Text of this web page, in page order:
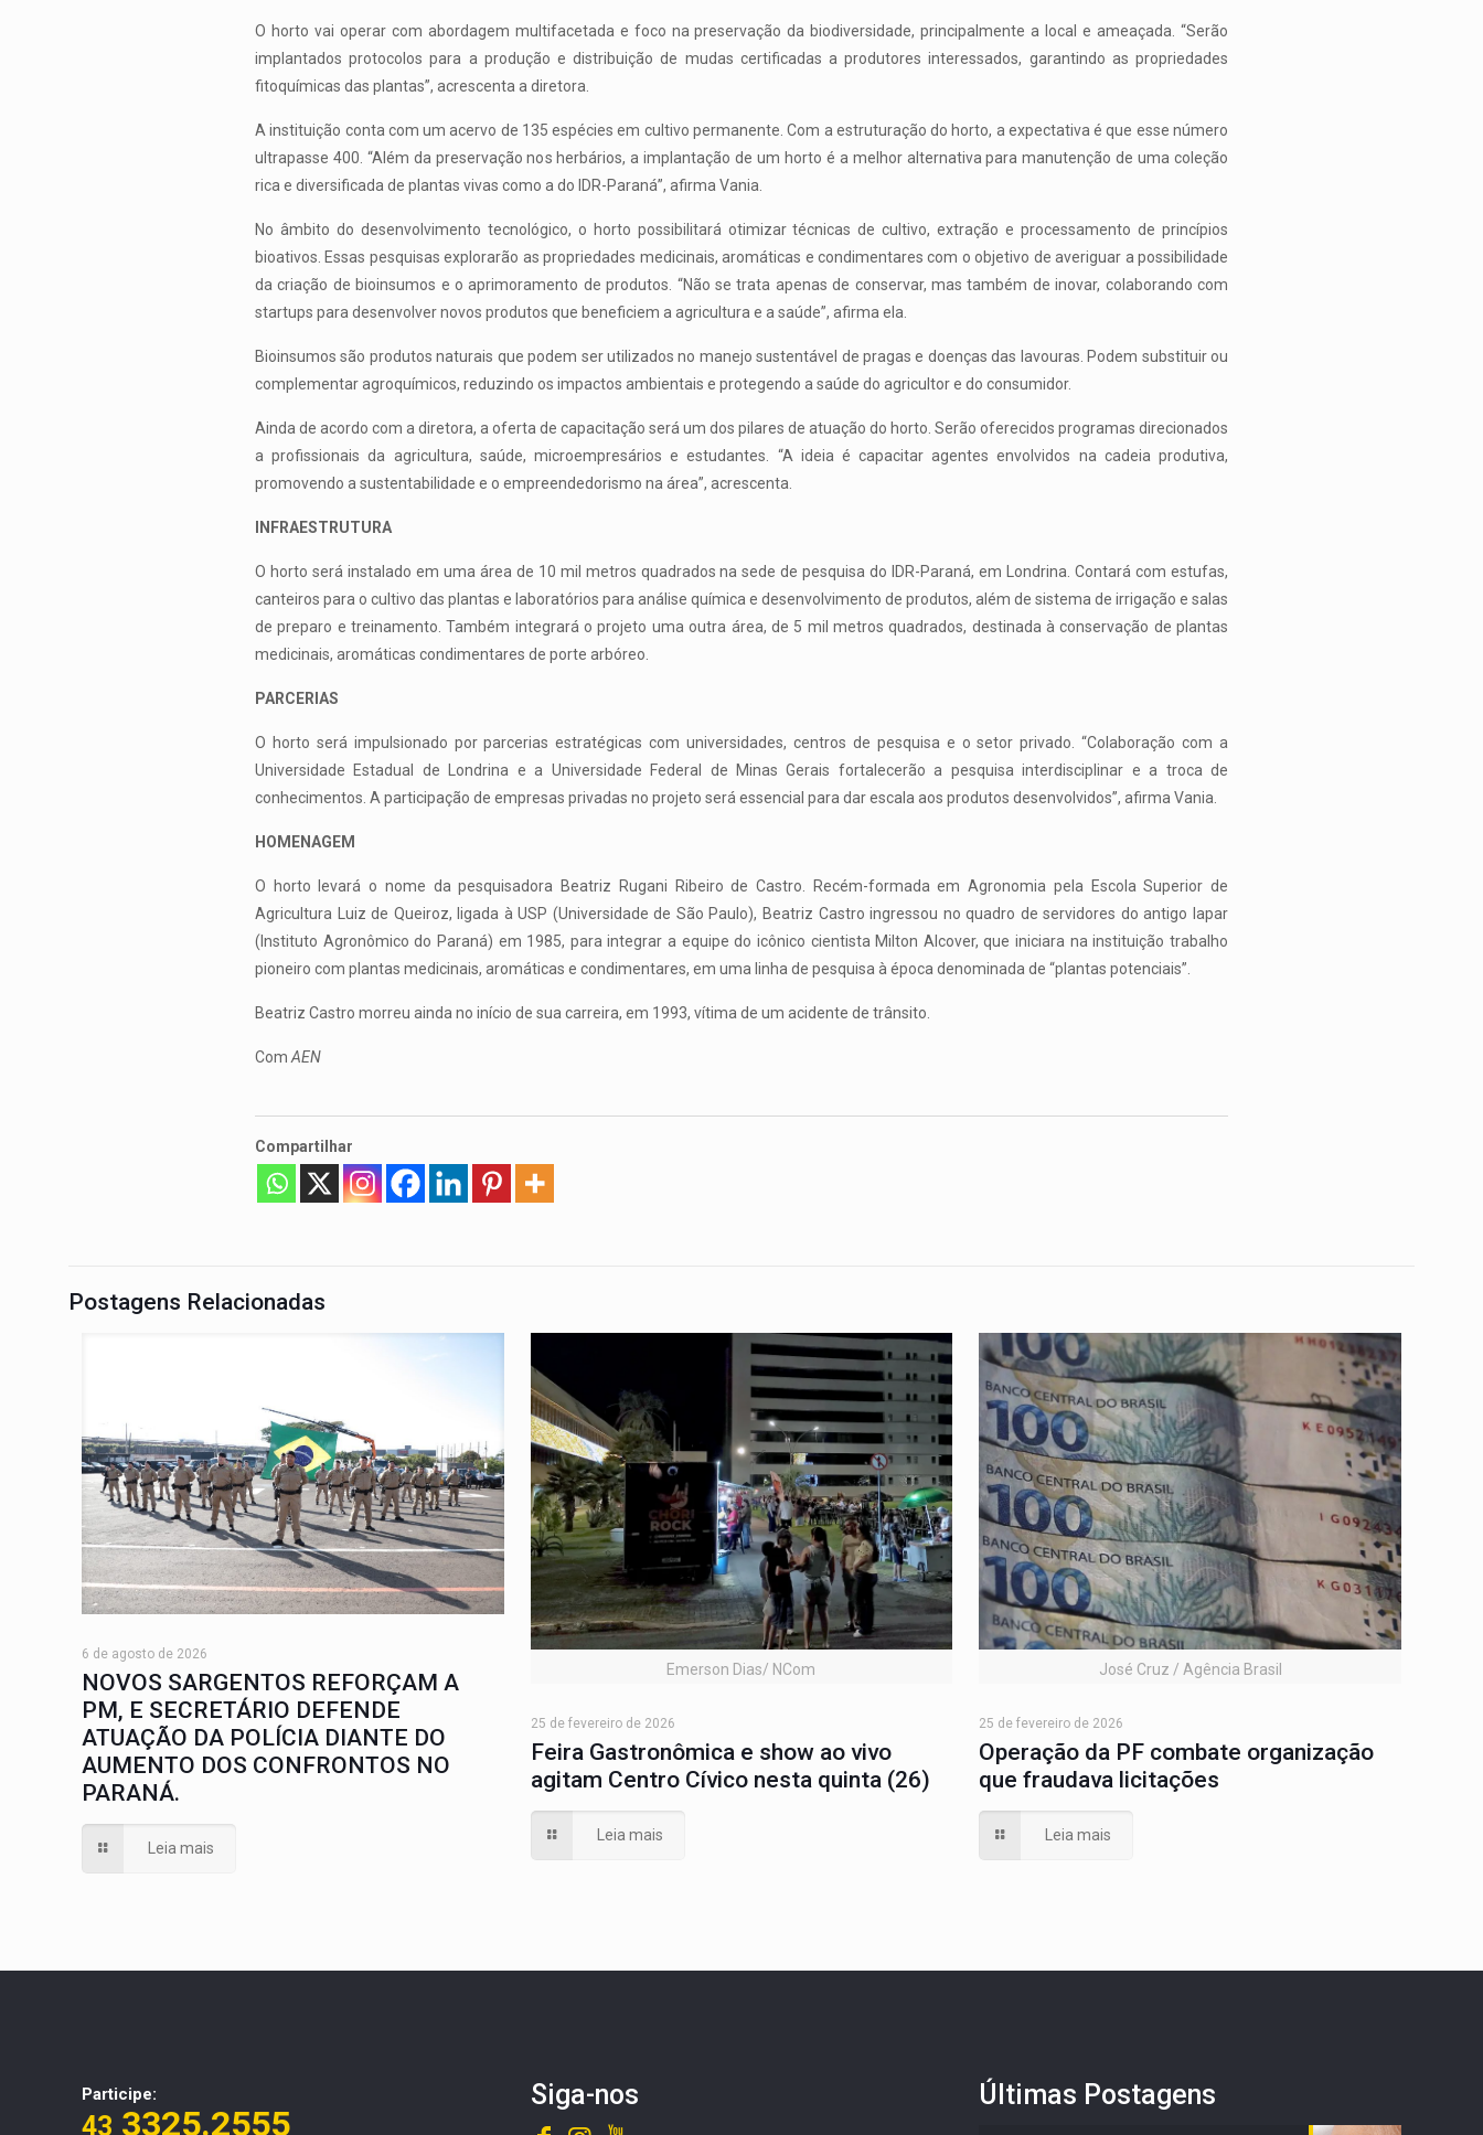
O horto vai operar com abordagem multifacetada e foco na preservação da biodiversidade, principalmente a local e ameaçada. “Serão
implantados protocolos para a produção e distribuição de mudas certificadas a produtores interessados, garantindo as propriedades
fitoquímicas das plantas”, acrescenta a diretora.
A instituição conta com um acervo de 135 espécies em cultivo permanente. Com a estruturação do horto, a expectativa é que esse número
ultrapasse 400. “Além da preservação nos herbários, a implantação de um horto é a melhor alternativa para manutenção de uma coleção
rica e diversificada de plantas vivas como a do IDR-Paraná”, afirma Vania.
No âmbito do desenvolvimento tecnológico, o horto possibilitará otimizar técnicas de cultivo, extração e processamento de princípios
bioativos. Essas pesquisas explorarão as propriedades medicinais, aromáticas e condimentares com o objetivo de averiguar a possibilidade
da criação de bioinsumos e o aprimoramento de produtos. “Não se trata apenas de conservar, mas também de inovar, colaborando com
startups para desenvolver novos produtos que beneficiem a agricultura e a saúde”, afirma ela.
Bioinsumos são produtos naturais que podem ser utilizados no manejo sustentável de pragas e doenças das lavouras. Podem substituir ou
complementar agroquímicos, reduzindo os impactos ambientais e protegendo a saúde do agricultor e do consumidor.
Ainda de acordo com a diretora, a oferta de capacitação será um dos pilares de atuação do horto. Serão oferecidos programas direcionados
a profissionais da agricultura, saúde, microempresários e estudantes. “A ideia é capacitar agentes envolvidos na cadeia produtiva,
promovendo a sustentabilidade e o empreendedorismo na área”, acrescenta.
INFRAESTRUTURA
O horto será instalado em uma área de 10 mil metros quadrados na sede de pesquisa do IDR-Paraná, em Londrina. Contará com estufas,
canteiros para o cultivo das plantas e laboratórios para análise química e desenvolvimento de produtos, além de sistema de irrigação e salas
de preparo e treinamento. Também integrará o projeto uma outra área, de 5 mil metros quadrados, destinada à conservação de plantas
medicinais, aromáticas condimentares de porte arbóreo.
PARCERIAS
O horto será impulsionado por parcerias estratégicas com universidades, centros de pesquisa e o setor privado. “Colaboração com a
Universidade Estadual de Londrina e a Universidade Federal de Minas Gerais fortalecerão a pesquisa interdisciplinar e a troca de
conhecimentos. A participação de empresas privadas no projeto será essencial para dar escala aos produtos desenvolvidos”, afirma Vania.
HOMENAGEM
O horto levará o nome da pesquisadora Beatriz Rugani Ribeiro de Castro. Recém-formada em Agronomia pela Escola Superior de
Agricultura Luiz de Queiroz, ligada à USP (Universidade de São Paulo), Beatriz Castro ingressou no quadro de servidores do antigo Iapar
(Instituto Agronômico do Paraná) em 1985, para integrar a equipe do icônico cientista Milton Alcover, que iniciara na instituição trabalho
pioneiro com plantas medicinais, aromáticas e condimentares, em uma linha de pesquisa à época denominada de “plantas potenciais”.
Beatriz Castro morreu ainda no início de sua carreira, em 1993, vítima de um acidente de trânsito.
Com AEN
Compartilhar
Postagens Relacionadas
6 de agosto de 2026
NOVOS SARGENTOS REFORÇAM A
PM, E SECRETÁRIO DEFENDE
ATUAÇÃO DA POLÍCIA DIANTE DO
AUMENTO DOS CONFRONTOS NO
PARANÁ.
Leia mais
Emerson Dias/ NCom
25 de fevereiro de 2026
Feira Gastronômica e show ao vivo
agitam Centro Cívico nesta quinta (26)
Leia mais
José Cruz / Agência Brasil
25 de fevereiro de 2026
Operação da PF combate organização
que fraudava licitações
Leia mais
Participe:
43 3325.2555
Siga-nos Últimas Postagens